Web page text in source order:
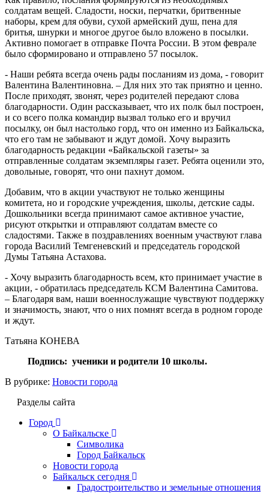
солдатам вещей. Сладости, носки, перчатки, бритвенные
наборы, крем для обуви, сухой армейский душ, пена для
бритья, шнурки и многое другое было вложено в посылки.
Активно помогает в отправке Почта России. В этом феврале
было сформировано и отправлено 57 посылок.
- Наши ребята всегда очень рады посланиям из дома, - говорит
Валентина Валентиновна. – Для них это так приятно и ценно.
После приходят, звонят, через родителей передают слова
благодарности. Один рассказывает, что их полк был построен,
и со всего полка командир вызвал только его и вручил
посылку, он был настолько горд, что он именно из Байкальска,
что его там не забывают и ждут домой. Хочу выразить
благодарность редакции «Байкальской газеты» за
отправленные солдатам экземпляры газет. Ребята оценили это,
довольные, говорят, что они пахнут домом.
Добавим, что в акции участвуют не только женщины
комитета, но и городские учреждения, школы, детские сады.
Дошкольники всегда принимают самое активное участие,
рисуют открытки и отправляют солдатам вместе со
сладостями. Также в поздравлениях военным участвуют глава
города Василий Темгеневский и председатель городской
Думы Татьяна Астахова.
- Хочу выразить благодарность всем, кто принимает участие в
акции, - обратилась председатель КСМ Валентина Самитова.
– Благодаря вам, наши военнослужащие чувствуют поддержку
и значимость, знают, что о них помнят всегда в родном городе
и ждут.
Татьяна КОНЕВА
Подпись: ученики и родители 10 школы.
В рубрике: Новости города
Разделы сайта
Город
О Байкальске
Символика
Город Байкальск
Новости города
Байкальск сегодня
Градостроительство и земельные отношения